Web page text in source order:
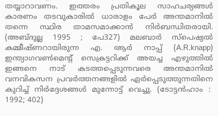
തയ്യാറാവണം. ഇത്തരം പ്രതികൂല സാഹചര്യങ്ങള്‍
കാരണം തടവുകാരില്‍ ധാരാളം പേര്‍ അന്തമാനില്‍
തന്നെ സ്ഥിര താമസമാക്കാന്‍ നിര്‍ബന്ധിതരായി.
(അബ്ദുല്ല 1995 ; പേ327) മലബാര്‍ സ്‌പെഷ്യല്‍
കമ്മീഷ്ണറായിരുന്ന എ. ആര്‍ നാപ്പ് (A.R.knapp)
ഇന്ത്യാഗവണ്‍മെന്റ് സെക്രട്ടറിക്ക് അയച്ച എഴുത്തില്‍
ഇങ്ങനെ നാട് കടത്തപ്പെടുന്നവരെ അന്തമാനില്‍
വനവികസന പ്രവര്‍ത്തനങ്ങളില്‍ ഏര്‍പ്പെടുത്തുന്നതിനെ
കുറിച്ച് നിര്‍ദ്ദേശങ്ങള്‍ മുന്നോട്ട് വെച്ചു. (ടോട്ടന്‍ഹാം :
1992; 402)